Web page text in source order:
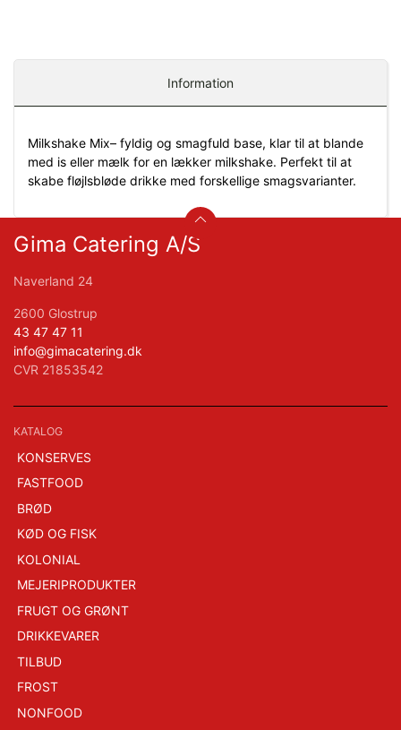
Information
Milkshake Mix– fyldig og smagfuld base, klar til at blande
med is eller mælk for en lækker milkshake. Perfekt til at
skabe fløjlsbløde drikke med forskellige smagsvarianter.
Gima Catering A/S
Naverland 24
2600 Glostrup
43 47 47 11
info@gimacatering.dk
CVR 21853542
KATALOG
KONSERVES
FASTFOOD
BRØD
KØD OG FISK
KOLONIAL
MEJERIPRODUKTER
FRUGT OG GRØNT
DRIKKEVARER
TILBUD
FROST
NONFOOD